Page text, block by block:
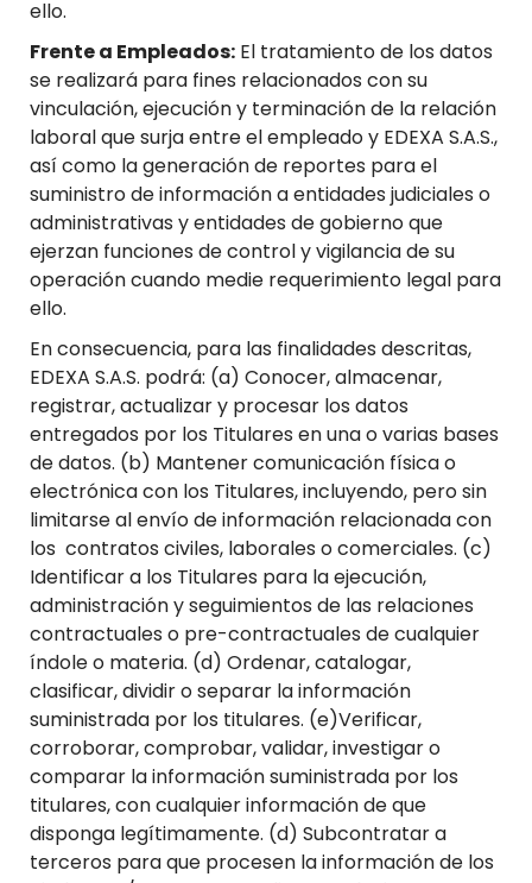
ello.
Frente a Empleados: El tratamiento de los datos
se realizará para fines relacionados con su
vinculación, ejecución y terminación de la relación
laboral que surja entre el empleado y EDEXA S.A.S.,
así como la generación de reportes para el
suministro de información a entidades judiciales o
administrativas y entidades de gobierno que
ejerzan funciones de control y vigilancia de su
operación cuando medie requerimiento legal para
ello.
En consecuencia, para las finalidades descritas,
EDEXA S.A.S. podrá: (a) Conocer, almacenar,
registrar, actualizar y procesar los datos
entregados por los Titulares en una o varias bases
de datos. (b) Mantener comunicación física o
electrónica con los Titulares, incluyendo, pero sin
limitarse al envío de información relacionada con
los contratos civiles, laborales o comerciales. (c)
Identificar a los Titulares para la ejecución,
administración y seguimientos de las relaciones
contractuales o pre-contractuales de cualquier
índole o materia. (d) Ordenar, catalogar,
clasificar, dividir o separar la información
suministrada por los titulares. (e)Verificar,
corroborar, comprobar, validar, investigar o
comparar la información suministrada por los
titulares, con cualquier información de que
disponga legítimamente. (d) Subcontratar a
terceros para que procesen la información de los